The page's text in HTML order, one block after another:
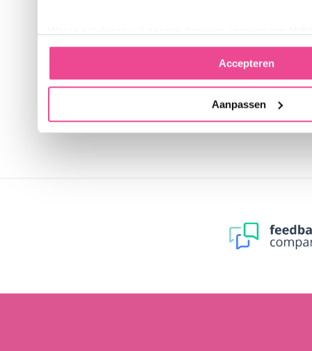
Accepteren
Aanpassen
op
in